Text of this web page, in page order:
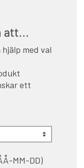
att...
med val
ett
MM-DD)